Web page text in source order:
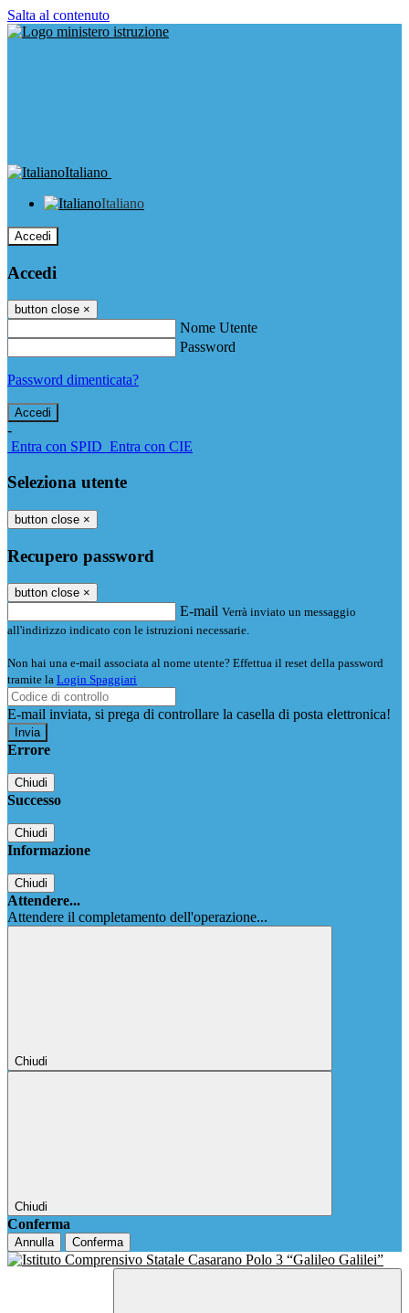
Salta al contenuto
Italiano
Italiano
Accedi
Accedi
button close ×
Nome Utente
Password
Password dimenticata?
-
Entra con SPID Entra con CIE
Seleziona utente
button close ×
Recupero password
button close ×
E-mail Verrà inviato un messaggio
all'indirizzo indicato con le istruzioni necessarie.
Non hai una e-mail associata al nome utente? Effettua il reset della password
tramite la Login Spaggiari
E-mail inviata, si prega di controllare la casella di posta elettronica!
Errore
Chiudi
Successo
Chiudi
Informazione
Chiudi
Attendere...
Attendere il completamento dell'operazione...
Chiudi
Chiudi
Conferma
Annulla Conferma